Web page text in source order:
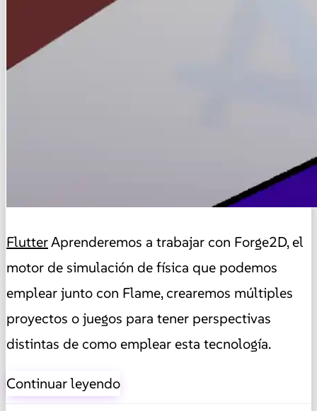
FlutterAprenderemos a trabajar con Forge2D, el
motor de simulación de física que podemos
emplear junto con Flame, crearemos múltiples
proyectos o juegos para tener perspectivas
distintas de como emplear esta tecnología.
Continuar leyendo